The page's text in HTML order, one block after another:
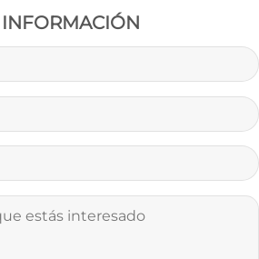
INFORMACIÓN